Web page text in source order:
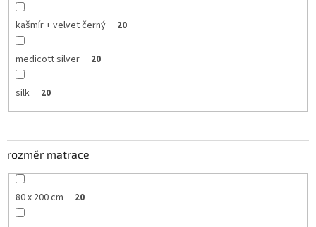
kašmír + velvet černý 20
medicott silver 20
silk 20
rozměr matrace
80 x 200 cm 20